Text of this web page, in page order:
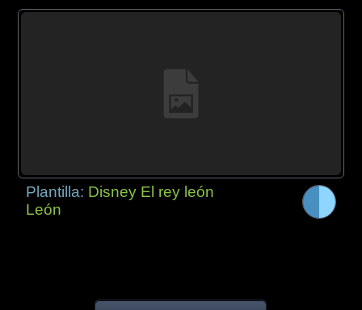
Plantilla: Disney El rey león
León